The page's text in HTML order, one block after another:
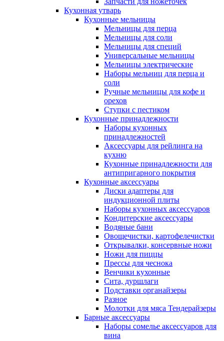
Кухонная утварь
Кухонные мельницы
Мельницы для перца
Мельницы для соли
Мельницы для специй
Универсальные мельницы
Мельницы электрические
Наборы мельниц для перца и
соли
Ручные мельницы для кофе и
орехов
Ступки с пестиком
Кухонные принадлежности
Наборы кухонных
принадлежностей
Аксессуары для рейлинга на
кухню
Кухонные принадлежности для
антипригарного покрытия
Кухонные аксессуары
Диски адаптеры для
индукционной плиты
Наборы кухонных аксессуаров
Кондитерские аксессуары
Водяные бани
Овощечистки, картофелечистки
Открывалки, консервные ножи
Ножи для пиццы
Прессы для чеснока
Венчики кухонные
Сита, дуршлаги
Подставки органайзеры
Разное
Молотки для мяса Тендерайзеры
Барные аксессуары
Наборы сомелье аксессуаров для
вина